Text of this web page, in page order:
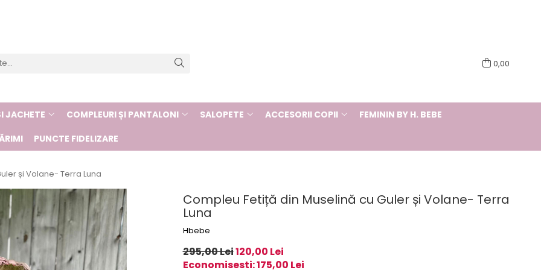
0,00
JACHETE COMPLEURI ȘI PANTALONI SALOPETE ACCESORII COPII
FEMININ BY H. BEBE
PUNCTE FIDELIZARE
și Volane- Terra Luna
Compleu Fetiță din Muselină cu Guler și Volane- Terra
Luna
Hbebe
295,00 Lei120,00 Lei
Economisesti:175,00 Lei